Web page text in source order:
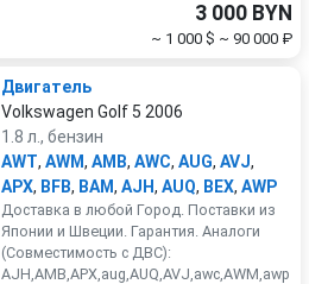
3 000 BYN
~ 1 000 $ ~ 90 000 ₽
Двигатель
Volkswagen Golf 5 2006
1.8 л., бензин
AWT, AWM, AMB, AWC, AUG, AVJ,
APX, BFB, BAM, AJH, AUQ, BEX, AWP
Доставка в любой Город. Поставки из
Японии и Швеции. Гарантия. Аналоги
(Совместимость с ДВС):
AJH,AMB,APX,aug,AUQ,AVJ,awc,AWM,awp